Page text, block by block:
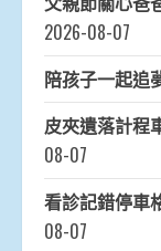
2026-08-07
陪孩子一起追
皮夾遺落計
08-07
看診記錯停車
08-07